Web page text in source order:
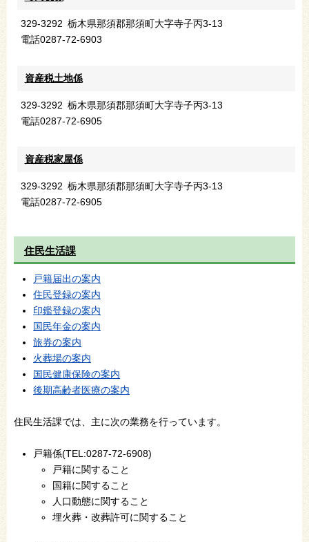
329-3292 栃木県那須郡那須町大字寺子丙3-13
電話0287-72-6903
資産税土地係
329-3292 栃木県那須郡那須町大字寺子丙3-13
電話0287-72-6905
資産税家屋係
329-3292 栃木県那須郡那須町大字寺子丙3-13
電話0287-72-6905
住民生活課
戸籍届出の案内
住民登録の案内
印鑑登録の案内
国民年金の案内
旅券の案内
火葬場の案内
国民健康保険の案内
後期高齢者医療の案内
住民生活課では、主に次の業務を行っています。
戸籍係(TEL:0287-72-6908)
戸籍に関すること
国籍に関すること
人口動態に関すること
埋火葬・改葬許可に関すること